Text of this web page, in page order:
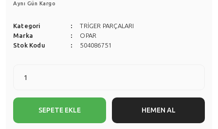
Aynı Gün Kargo
Kategori
TRİGER PARÇALARI
Marka
OPAR
Stok Kodu
504086751
SEPETE EKLE HEMEN AL